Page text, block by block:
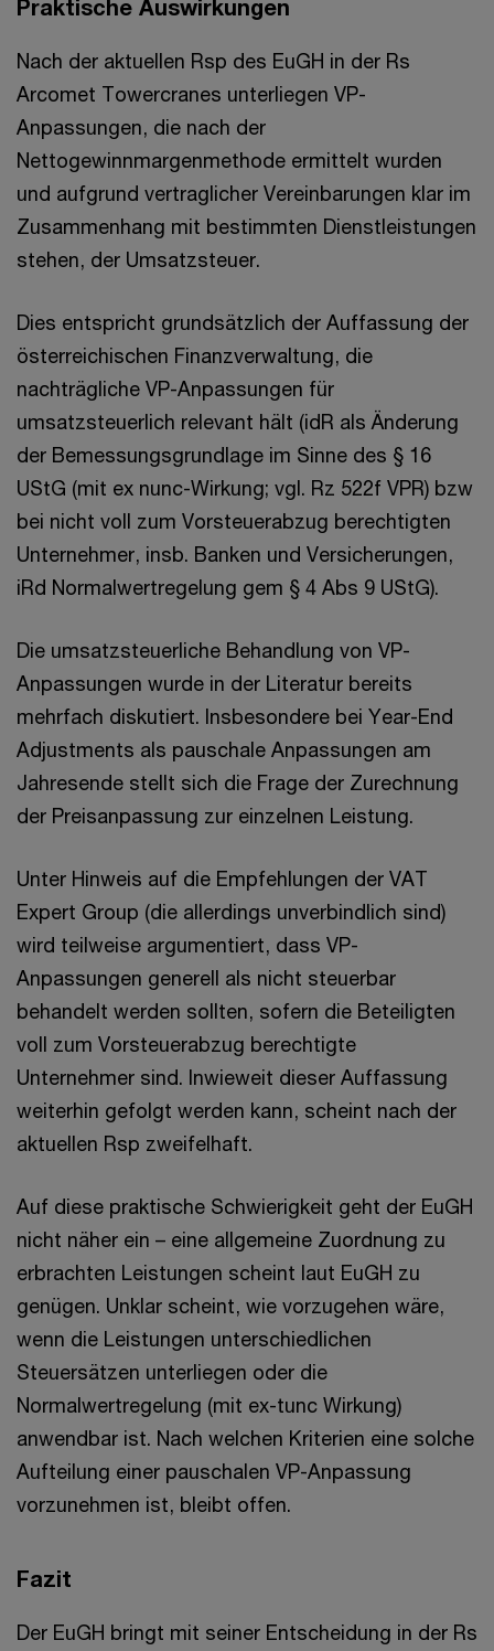
Praktische Auswirkungen
Nach der aktuellen Rsp des EuGH in der Rs
Arcomet Towercranes unterliegen VP-
Anpassungen, die nach der
Nettogewinnmargenmethode ermittelt wurden
und aufgrund vertraglicher Vereinbarungen klar im
Zusammenhang mit bestimmten Dienstleistungen
stehen, der Umsatzsteuer.
Dies entspricht grundsätzlich der Auffassung der
österreichischen Finanzverwaltung, die
nachträgliche VP-Anpassungen für
umsatzsteuerlich relevant hält (idR als Änderung
der Bemessungsgrundlage im Sinne des § 16
UStG (mit ex nunc-Wirkung; vgl. Rz 522f VPR) bzw
bei nicht voll zum Vorsteuerabzug berechtigten
Unternehmer, insb. Banken und Versicherungen,
iRd Normalwertregelung gem § 4 Abs 9 UStG).
Die umsatzsteuerliche Behandlung von VP-
Anpassungen wurde in der Literatur bereits
mehrfach diskutiert. Insbesondere bei Year-End
Adjustments als pauschale Anpassungen am
Jahresende stellt sich die Frage der Zurechnung
der Preisanpassung zur einzelnen Leistung.
Unter Hinweis auf die Empfehlungen der VAT
Expert Group (die allerdings unverbindlich sind)
wird teilweise argumentiert, dass VP-
Anpassungen generell als nicht steuerbar
behandelt werden sollten, sofern die Beteiligten
voll zum Vorsteuerabzug berechtigte
Unternehmer sind. Inwieweit dieser Auffassung
weiterhin gefolgt werden kann, scheint nach der
aktuellen Rsp zweifelhaft.
Auf diese praktische Schwierigkeit geht der EuGH
nicht näher ein – eine allgemeine Zuordnung zu
erbrachten Leistungen scheint laut EuGH zu
genügen. Unklar scheint, wie vorzugehen wäre,
wenn die Leistungen unterschiedlichen
Steuersätzen unterliegen oder die
Normalwertregelung (mit ex-tunc Wirkung)
anwendbar ist. Nach welchen Kriterien eine solche
Aufteilung einer pauschalen VP-Anpassung
vorzunehmen ist, bleibt offen.
Fazit
Der EuGH bringt mit seiner Entscheidung in der Rs